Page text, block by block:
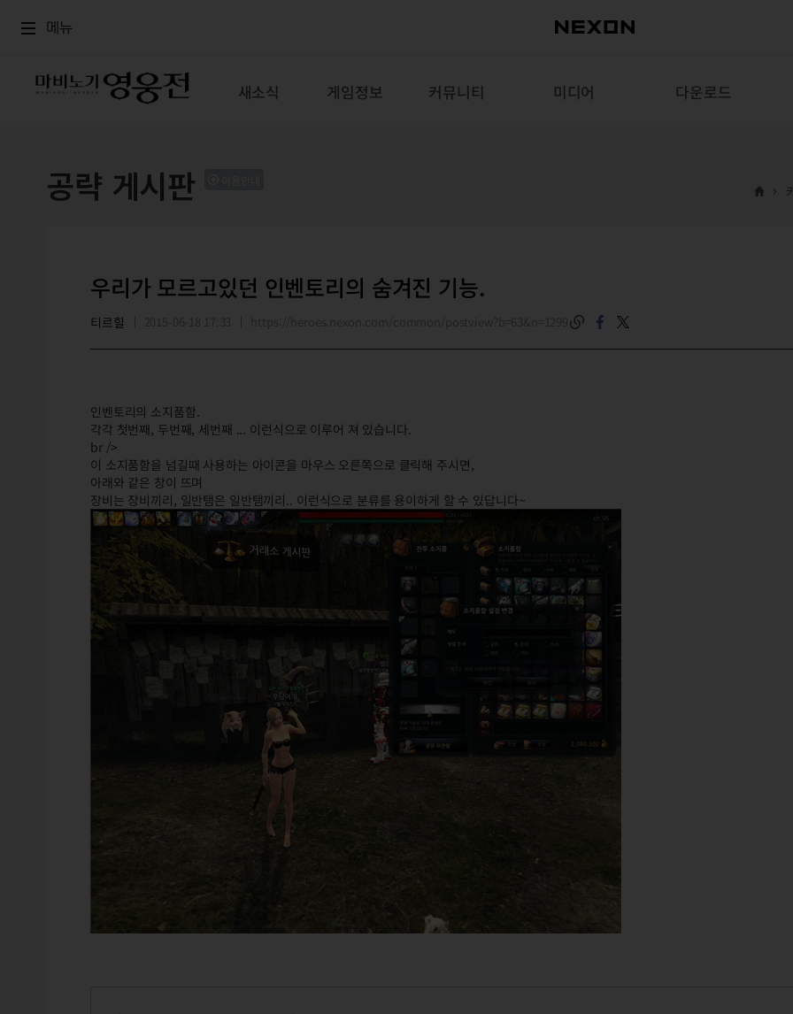
메뉴
새소식 게임정보 커뮤니티 미디어 다운로드
공략 게시판
우리가 모르고있던 인벤토리의 숨겨진 기능.
티르힐
인벤토리의 소지품함.
각각 첫번째, 두번째, 세번째 ... 이런식으로 이루어 져 있습니다.
br />
이 소지품함을 넘길때 사용하는 아이콘을 마우스 오른쪽으로 클릭해 주시면,
아래와 같은 창이 뜨며
장비는 장비끼리, 일반탬은 일반탬끼리.. 이런식으로 분류를 용이하게 할 수 있답니다~